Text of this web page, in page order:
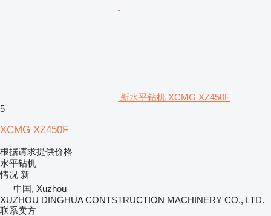
新水平钻机 XCMG XZ450F
5
XCMG XZ450F
根据请求提供价格
水平钻机
情况 新
中国, Xuzhou
XUZHOU DINGHUA CONTSTRUCTION MACHINERY CO., LTD.
联系卖方